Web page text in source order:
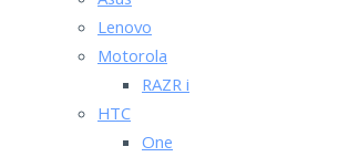
Lenovo
Motorola
RAZR i
HTC
One